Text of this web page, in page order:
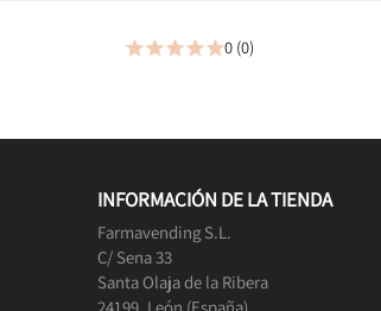
0 (0)
INFORMACIÓN DE LA TIENDA
Farmavending S.L.
C/ Sena 33
Santa Olaja de la Ribera
24199, León (España).